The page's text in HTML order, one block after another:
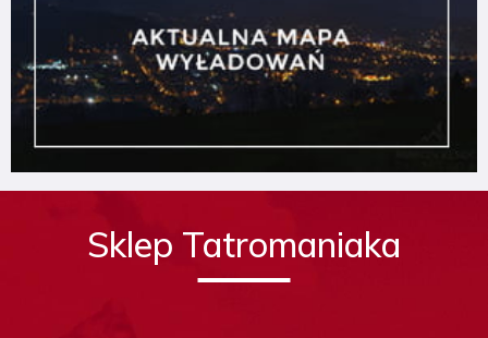
Sklep Tatromaniaka